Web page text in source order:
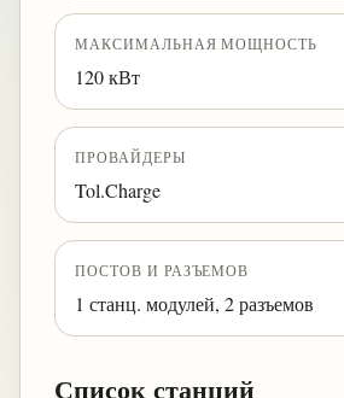
МАКСИМАЛЬНАЯ МОЩНОСТЬ
120 кВт
ПРОВАЙДЕРЫ
Tol.Charge
ПОСТОВ И РАЗЪЕМОВ
1 станц. модулей, 2 разъемов
Список станций